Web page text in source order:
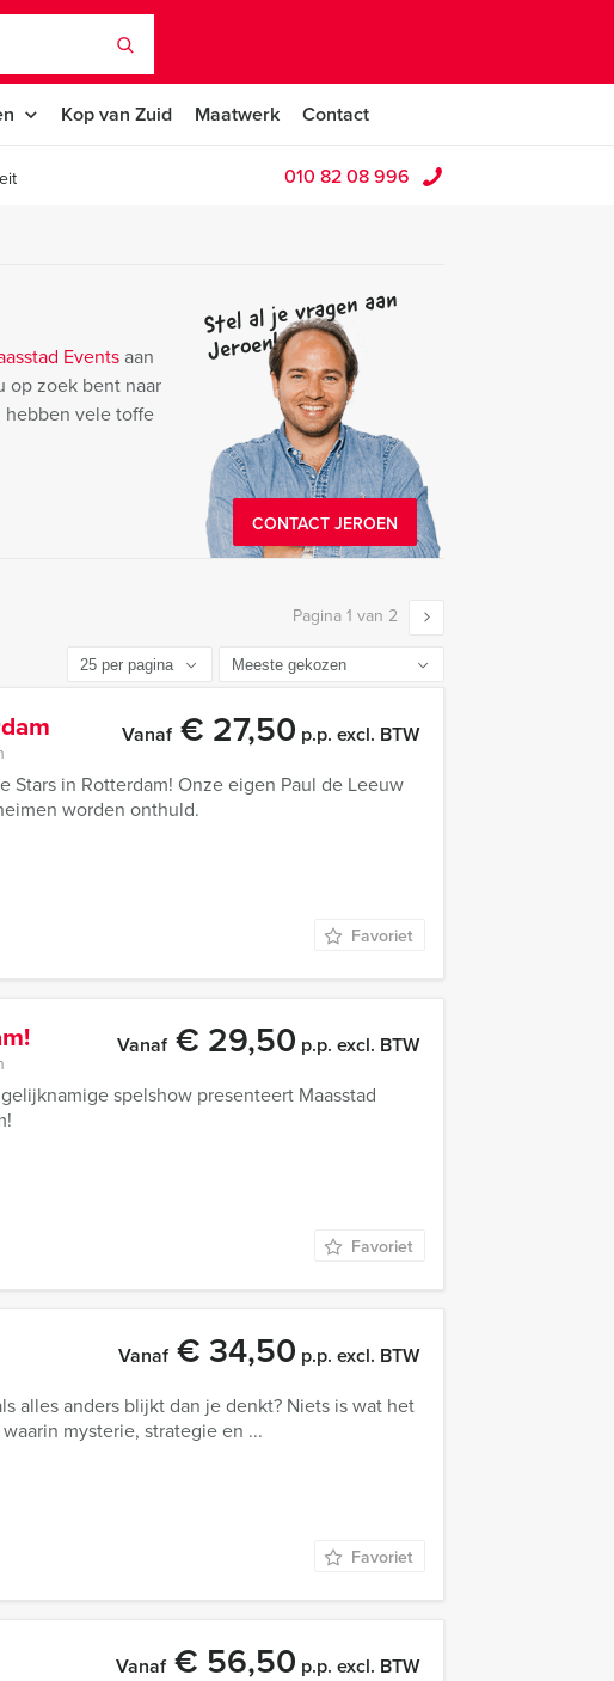
Kop van Zuid Maatwerk Contact
010 82 08 996
Eventsaan
op zoek bent naar
vele toffe
Stel al je vragen aan
Jeroen!
CONTACT JEROEN
Pagina 1 van 2
Vanaf€ 27,50 p.p. excl. BTW
Stars in Rotterdam! Onze eigen Paul de Leeuw
worden onthuld.
Favoriet
Vanaf€ 29,50 p.p. excl. BTW
spelshow presenteert Maasstad
Favoriet
Vanaf€ 34,50 p.p. excl. BTW
alles anders blijkt dan je denkt? Niets is wat het
mysterie, strategie en ...
Favoriet
Vanaf€ 56,50 p.p. excl. BTW